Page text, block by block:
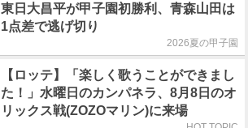
東日大昌平が甲子園初勝利、青森山田は
1点差で逃げ切り
2026夏の甲子園
【ロッテ】「楽しく歌うことができまし
た！」水曜日のカンパネラ、8月8日のオ
リックス戦(ZOZOマリン)に来場